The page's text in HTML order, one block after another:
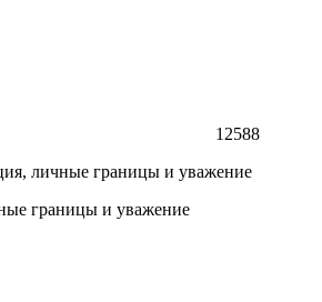
12588
границы и уважение